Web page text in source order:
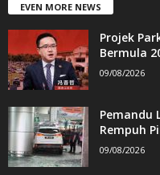
EVEN MORE NEWS
Projek
Bermula
09/08/2026
Pemandu
Rempuh
09/08/2026